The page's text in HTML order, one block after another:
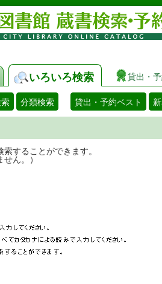
いろいろ検索 貸出・
分類検索 貸出・予約ベスト
書を検索することがで
ん。）